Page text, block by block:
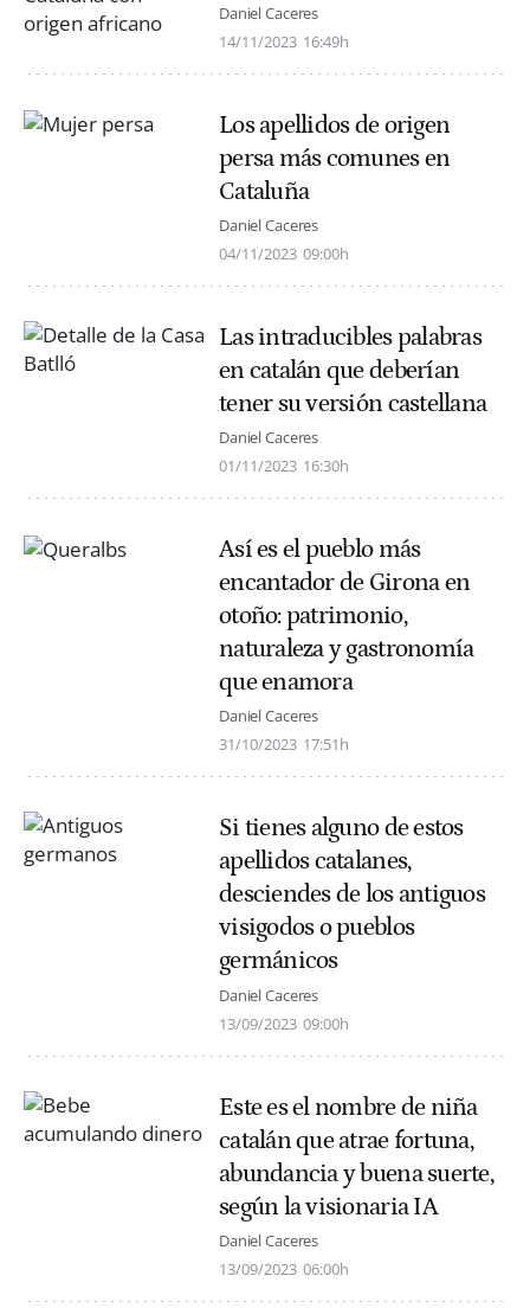
Daniel Caceres
14/11/2023 16:49h
Los apellidos de origen
persa más comunes en
Cataluña
Daniel Caceres
04/11/2023 09:00h
Las intraducibles palabras
en catalán que deberían
tener su versión castellana
Daniel Caceres
01/11/2023 16:30h
Así es el pueblo más
encantador de Girona en
otoño: patrimonio,
naturaleza y gastronomía
que enamora
Daniel Caceres
31/10/2023 17:51h
Si tienes alguno de estos
apellidos catalanes,
desciendes de los antiguos
visigodos o pueblos
germánicos
Daniel Caceres
13/09/2023 09:00h
Este es el nombre de niña
catalán que atrae fortuna,
abundancia y buena suerte,
según la visionaria IA
Daniel Caceres
13/09/2023 06:00h